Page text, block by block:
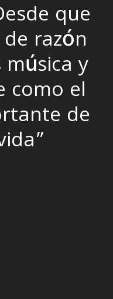
que
razón
y
como el
de